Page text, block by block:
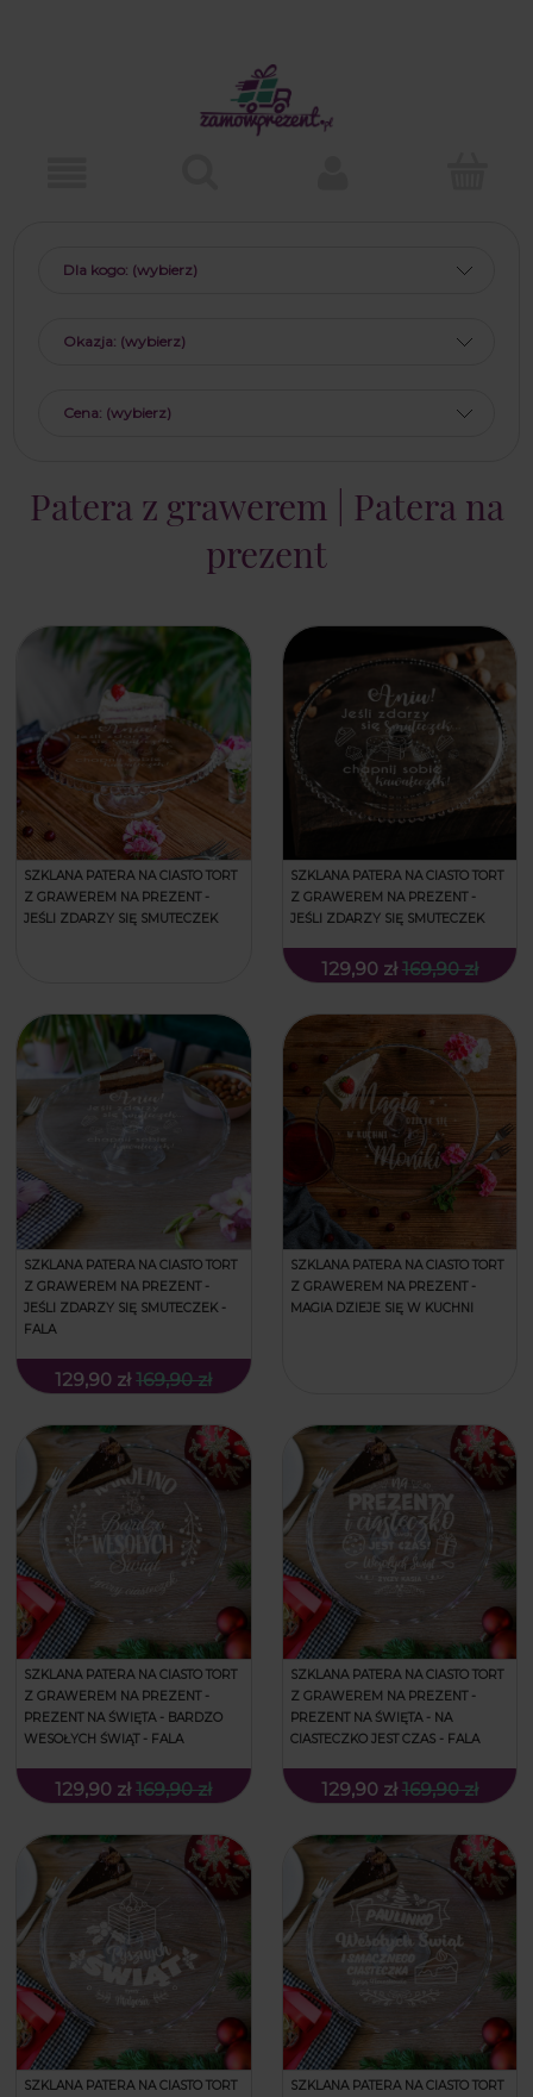
Dla kogo: (wybierz)
Okazja: (wybierz)
Cena: (wybierz)
Patera z grawerem | Patera na
prezent
SZKLANA PATERA NA CIASTO TORT
Z GRAWEREM NA PREZENT -
JEŚLI ZDARZY SIĘ SMUTECZEK
SZKLANA PATERA NA CIASTO TORT
Z GRAWEREM NA PREZENT -
JEŚLI ZDARZY SIĘ SMUTECZEK
129,90 zł 169,90 zł
SZKLANA PATERA NA CIASTO TORT
Z GRAWEREM NA PREZENT -
JEŚLI ZDARZY SIĘ SMUTECZEK -
FALA
129,90 zł 169,90 zł
SZKLANA PATERA NA CIASTO TORT
Z GRAWEREM NA PREZENT -
MAGIA DZIEJE SIĘ W KUCHNI
SZKLANA PATERA NA CIASTO TORT
Z GRAWEREM NA PREZENT -
PREZENT NA ŚWIĘTA - BARDZO
WESOŁYCH ŚWIĄT - FALA
129,90 zł 169,90 zł
SZKLANA PATERA NA CIASTO TORT
Z GRAWEREM NA PREZENT -
PREZENT NA ŚWIĘTA - NA
CIASTECZKO JEST CZAS - FALA
129,90 zł 169,90 zł
SZKLANA PATERA NA CIASTO TORT
SZKLANA PATERA NA CIASTO TORT